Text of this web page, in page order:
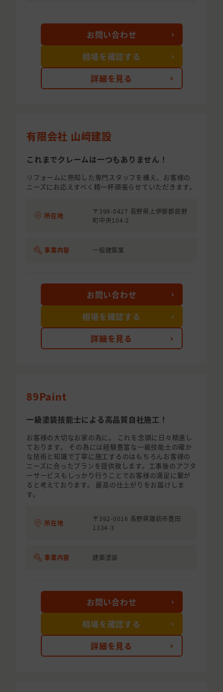
詳細を見る
お問い合わせ
相場を確認する
有限会社 山﨑建設
これまでクレームは一つもありません！
リフォームに熟知した専門スタッフを構え、お客様の
ニーズにお応えすべく精一杯頑張らせていただきます。
所在地
〒399-0427 長野県上伊那郡辰野
町中央104-2
事業内容 一般建築業
詳細を見る
お問い合わせ
相場を確認する
89Paint
一級塗装技能士による高品質自社施工！
お客様の大切なお家の為に。 これを念頭に日々精進し
ております。 その為には経験豊富な一級技能士の確か
な技術と知識で丁寧に施工するのはもちろんお客様の
ニーズに合ったプランを提供致します。工事後のアフタ
ーサービスもしっかり行うことでお客様の満足に繋が
ると考えております。 最高の仕上がりをお届けしま
す。
所在地
〒392-0016 長野県諏訪市豊田
1334-3
事業内容 建築塗装
詳細を見る
お問い合わせ
相場を確認する